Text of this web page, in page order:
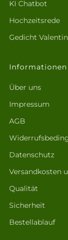
KI Chatbot
Hochzeitsrede
Gedicht
Informationen
Über uns
Impressum
AGB
Datenschutz
Versandkosten
Qualität
Sicherheit
Bestellablauf